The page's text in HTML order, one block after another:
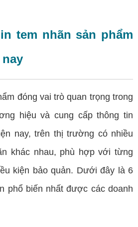
tem nhãn sản phẩm
đóng vai trò quan trọng trong
hiệu và cung cấp thông tin
nay, trên thị trường có nhiều
khác nhau, phù hợp với từng
kiện bảo quản. Dưới đây là 6
phổ biến nhất được các doanh